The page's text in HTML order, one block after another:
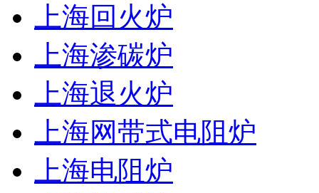
上海回火炉
上海渗碳炉
上海退火炉
上海网带式电阻炉
上海电阻炉